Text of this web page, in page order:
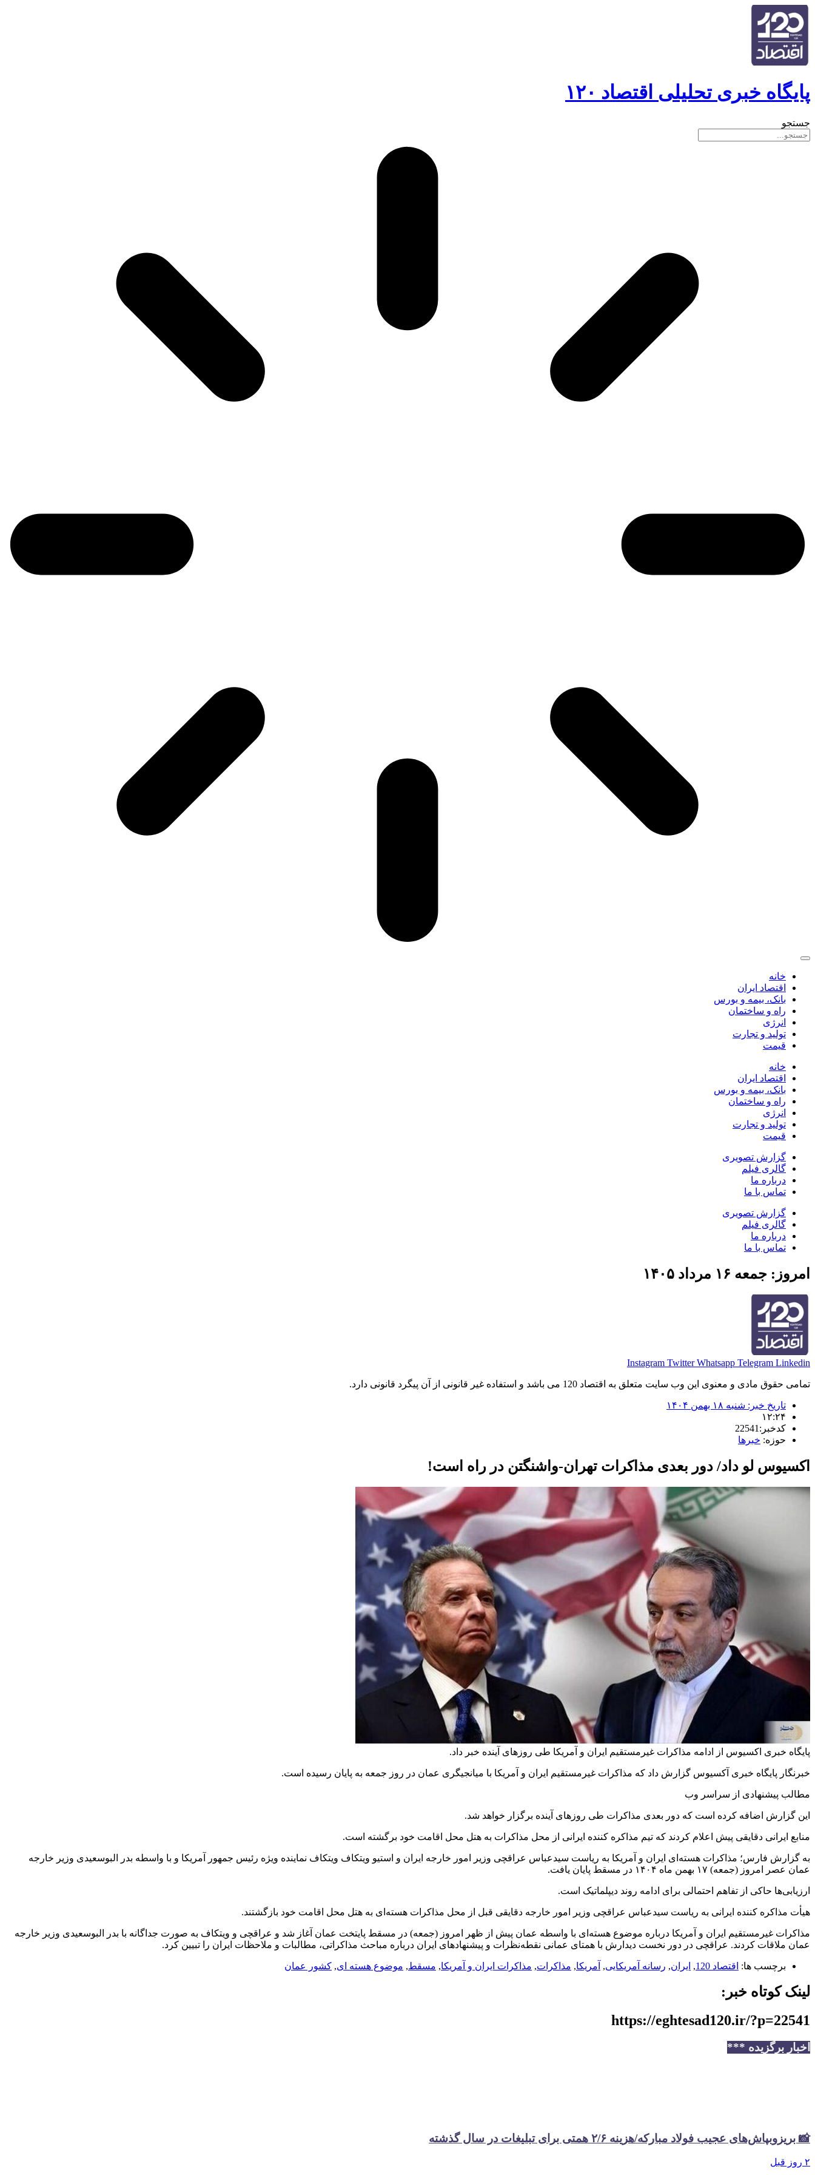
پایگاه خبری تحلیلی اقتصاد ۱۲۰
جستجو
خانه
اقتصاد ایران
بانک، بیمه و بورس
راه و ساختمان
انرژی
تولید و تجارت
قیمت
خانه
اقتصاد ایران
بانک، بیمه و بورس
راه و ساختمان
انرژی
تولید و تجارت
قیمت
گزارش تصویری
گالری فیلم
درباره ما
تماس با ما
گزارش تصویری
گالری فیلم
درباره ما
تماس با ما
امروز: جمعه ۱۶ مرداد ۱۴۰۵
Instagram Twitter Whatsapp Telegram Linkedin
تمامی حقوق مادی و معنوی این وب سایت متعلق به اقتصاد 120 می باشد و استفاده غیر قانونی از آن پیگرد قانونی دارد.
تاریخ خبر: شنبه ۱۸ بهمن ۱۴۰۴
۱۲:۲۴
کدخبر:22541
حوزه: خبرها
اکسیوس لو داد/ دور بعدی مذاکرات تهران-واشنگتن در راه است!
پایگاه خبری اکسیوس از ادامه مذاکرات غیرمستقیم ایران و آمریکا طی روز‌های آینده خبر داد.
خبرنگار پایگاه خبری آکسیوس گزارش داد که مذاکرات غیرمستقیم ایران و آمریکا با میانجیگری عمان در روز جمعه به پایان رسیده است.
مطالب پیشنهادی از سراسر وب
این گزارش اضافه کرده است که دور بعدی مذاکرات طی روزهای آینده برگزار خواهد شد.
منابع ایرانی دقایقی پیش اعلام کردند که تیم مذاکره کننده ایرانی از محل مذاکرات به هتل محل اقامت خود برگشته است.
به گزارش فارس؛ مذاکرات هسته‌ای ایران و آمریکا به ریاست سیدعباس عراقچی وزیر امور خارجه ایران و استیو ویتکاف ویتکاف نماینده ویژه رئیس جمهور آمریکا و با واسطه بدر البوسعیدی وزیر خارجه
عمان عصر امروز (جمعه) ۱۷ بهمن ماه ۱۴۰۴ در مسقط پایان یافت.
ارزیابی‌ها حاکی از تفاهم احتمالی برای ادامه روند دیپلماتیک است.
هیأت مذاکره کننده ایرانی به ریاست سیدعباس عراقچی وزیر امور خارجه دقایقی قبل از محل مذاکرات هسته‌ای به هتل محل اقامت خود بازگشتند.
مذاکرات غیرمستقیم ایران و آمریکا درباره موضوع هسته‌ای با واسطه عمان پیش از ظهر امروز (جمعه) در مسقط پایتخت عمان آغاز شد و عراقچی و ویتکاف به صورت جداگانه با بدر البوسعیدی وزیر خارجه
عمان ملاقات کردند. عراقچی در دور نخست دیدارش با همتای عمانی نقطه‌نظرات و پیشنهادهای ایران درباره مباحث مذاکراتی، مطالبات و ملاحظات ایران را تبیین کرد.
برچسب ها: اقتصاد 120 , ایران, رسانه آمریکایی, آمریکا, مذاکرات, مذاکرات ایران و آمریکا, مسقط, موضوع هسته ای, کشور عمان
لینک کوتاه خبر:
https://eghtesad120.ir/?p=22541
اخبار برگزیده ***
📸 بریزوبپاش‌های عجیب فولاد مبارکه/هزینه ۲/۶ همتی برای تبلیغات در سال گذشته
۲ روز قبل